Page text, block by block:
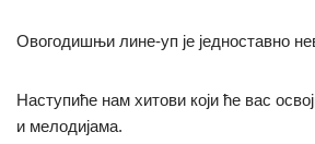
Овогодишњи лине-уп је једноставно
Наступиће нам хитови који ће вас
и мелодијама.